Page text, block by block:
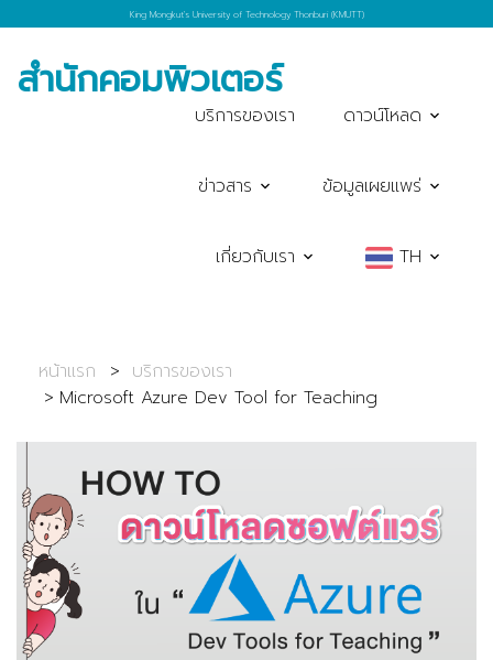
King Mongkut's University of Technology Thonburi (KMUTT)
สำนักคอมพิวเตอร์
บริการของเรา ดาวน์โหลด
ข่าวสาร ข้อมูลเผยแพร่
เกี่ยวกับเรา TH
หน้าแรก
บริการของเรา
Microsoft Azure Dev Tool for Teaching